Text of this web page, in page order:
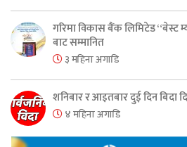
गरिमा विकास बैंक लिमिटेड “बेस्ट
बाट सम्मानित
३ महिना अगाडि
शनिबार र आइतबार दुई दिन बिदा
४ महिना अगाडि